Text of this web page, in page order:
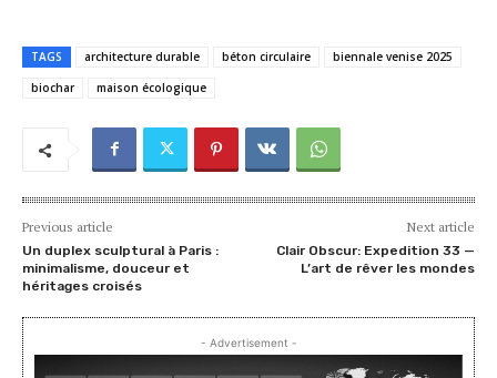
TAGS architecture durable béton circulaire
biennale venise 2025
biochar
maison écologique
Previous article
Un duplex sculptural à Paris :
minimalisme, douceur et
héritages croisés
Next article
Clair Obscur: Expedition 33 —
L’art de rêver les mondes
- Advertisement -